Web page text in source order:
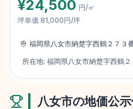
¥24,500 円/㎡
坪単価 81,000円/坪
福岡県八女市納楚字西鶴２７３
所在地: 福岡県八女市納楚字西鶴
八女市の地価公